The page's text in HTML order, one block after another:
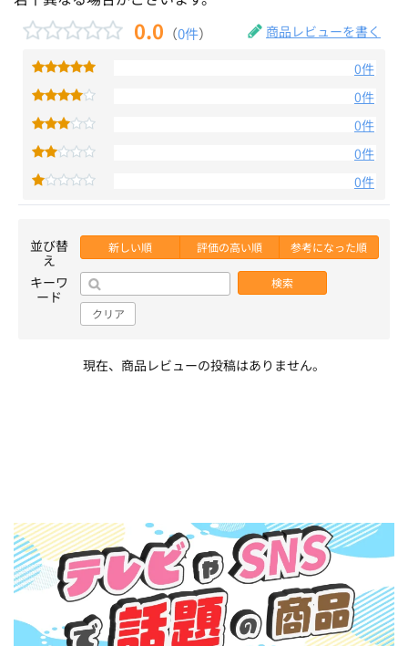
0.0 （0件） 商品レビューを書く
0件
0件
0件
0件
0件
並び替
え
新しい順 評価の高い順 参考になった順
キーワ
ード
検索
クリア
現在、商品レビューの投稿はありません。